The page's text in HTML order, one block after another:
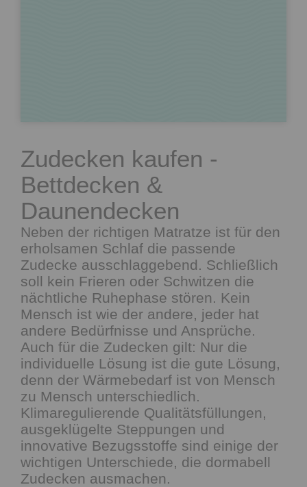
Zudecken kaufen -
Bettdecken &
Daunendecken
Neben der richtigen Matratze ist für den
erholsamen Schlaf die passende
Zudecke ausschlaggebend. Schließlich
soll kein Frieren oder Schwitzen die
nächtliche Ruhephase stören. Kein
Mensch ist wie der andere, jeder hat
andere Bedürfnisse und Ansprüche.
Auch für die Zudecken gilt: Nur die
individuelle Lösung ist die gute Lösung,
denn der Wärmebedarf ist von Mensch
zu Mensch unterschiedlich.
Klimaregulierende Qualitätsfüllungen,
ausgeklügelte Steppungen und
innovative Bezugsstoffe sind einige der
wichtigen Unterschiede, die dormabell
Zudecken ausmachen.